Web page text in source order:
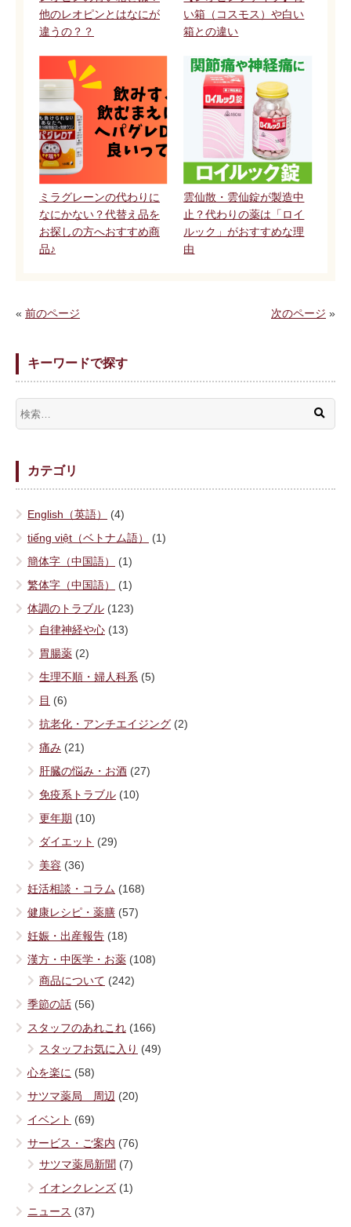
他のレオピンとはなにが
違うの？？
い箱（コスモス）や白い
箱との違い
ミラグレーンの代わりに
なにかない？代替え品を
お探しの方へおすすめ商
品♪
雲仙散・雲仙錠が製造中
止？代わりの薬は「ロイ
ルック」がおすすめな理
由
« 前のページ 次のページ »
キーワードで探す
カテゴリ
English（英語）
(4)
tiếng việt（ベトナム語）
(1)
簡体字（中国語）
(1)
繁体字（中国語）
(1)
体調のトラブル (123)
自律神経や心 (13)
胃腸薬 (2)
生理不順・婦人科系 (5)
目 (6)
抗老化・アンチエイジング (2)
痛み (21)
肝臓の悩み・お酒 (27)
免疫系トラブル (10)
更年期 (10)
ダイエット (29)
美容 (36)
妊活相談・コラム (168)
健康レシピ・薬膳 (57)
妊娠・出産報告 (18)
漢方・中医学・お薬 (108)
商品について (242)
季節の話 (56)
スタッフのあれこれ (166)
スタッフお気に入り (49)
心を楽に (58)
サツマ薬局 周辺 (20)
イベント (69)
サービス・ご案内 (76)
サツマ薬局新聞 (7)
イオンクレンズ (1)
ニュース (37)